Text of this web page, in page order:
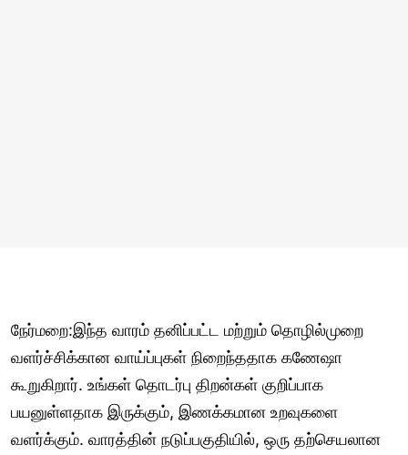
நேர்மறை:இந்த வாரம் தனிப்பட்ட மற்றும் தொழில்முறை
வளர்ச்சிக்கான வாய்ப்புகள் நிறைந்ததாக கணேஷா
கூறுகிறார். உங்கள் தொடர்பு திறன்கள் குறிப்பாக
பயனுள்ளதாக இருக்கும், இணக்கமான உறவுகளை
வளர்க்கும். வாரத்தின் நடுப்பகுதியில், ஒரு தற்செயலான